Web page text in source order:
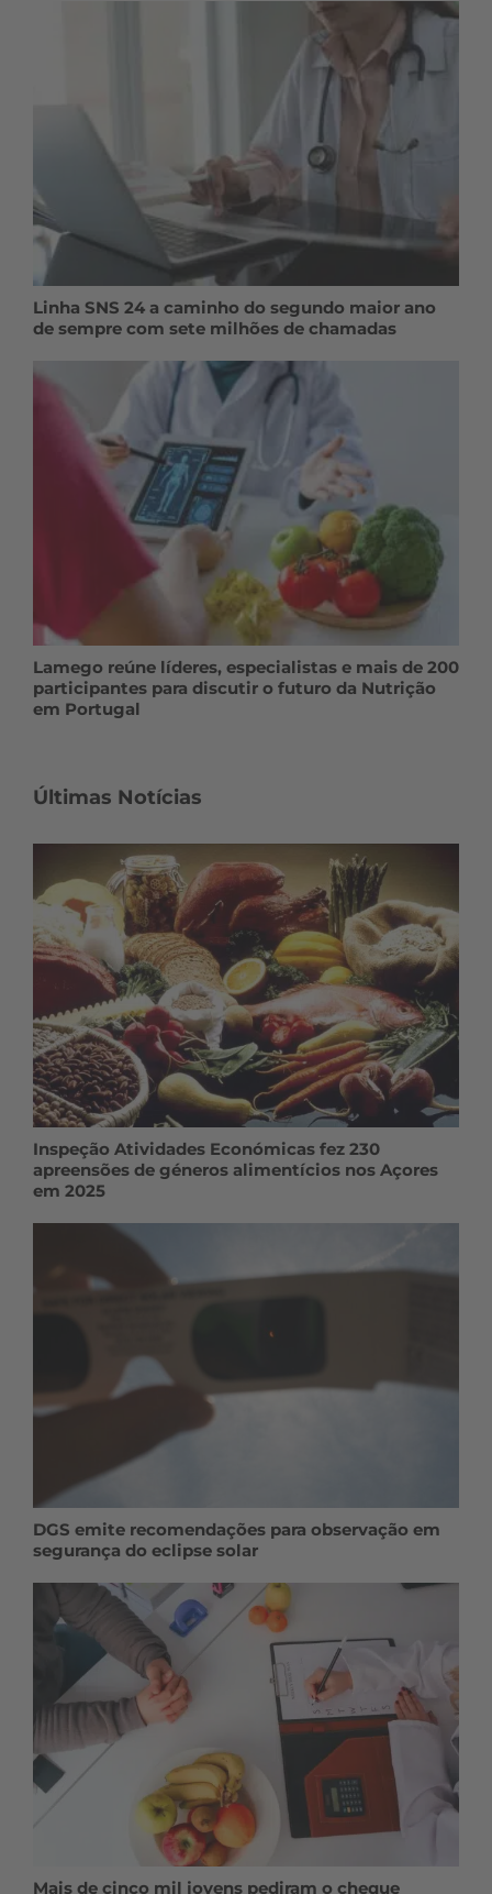
Linha SNS 24 a caminho do segundo maior ano
de sempre com sete milhões de chamadas
Lamego reúne líderes, especialistas e mais de 200
participantes para discutir o futuro da Nutrição
em Portugal
Últimas Notícias
Inspeção Atividades Económicas fez 230
apreensões de géneros alimentícios nos Açores
em 2025
DGS emite recomendações para observação em
segurança do eclipse solar
Mais de cinco mil jovens pediram o cheque